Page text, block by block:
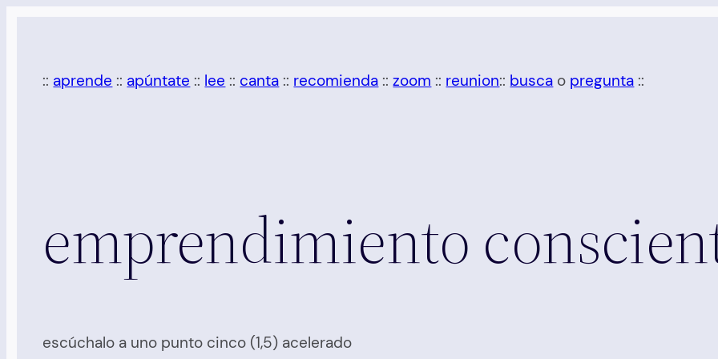
contenido
:: aprende :: apúntate :: lee :: canta :: recomienda ::zoom :: reunion:: busca o pregunta ::
emprendimiento
escúchalo a uno punto cinco (1,5) acelerado